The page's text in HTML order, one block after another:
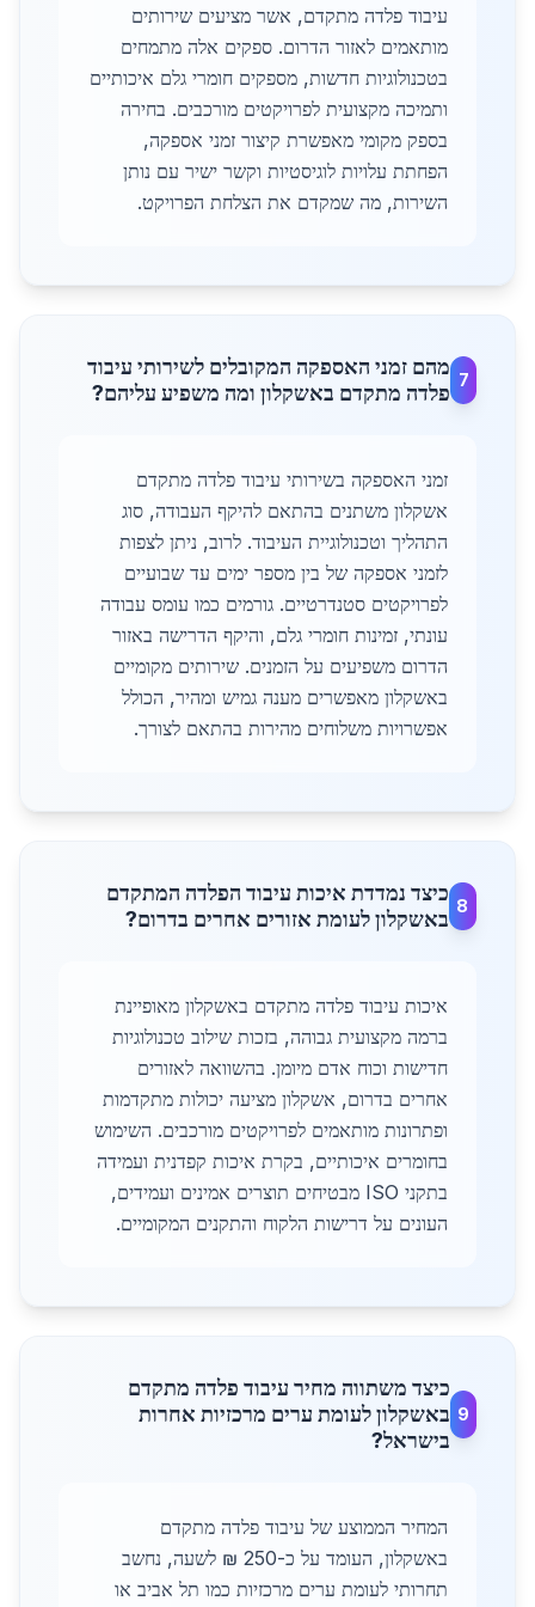
עיבוד פלדה מתקדם, אשר מציעים שירותים
מותאמים לאזור הדרום. ספקים אלה מתמחים
בטכנולוגיות חדשות, מספקים חומרי גלם איכותיים
ותמיכה מקצועית לפרויקטים מורכבים. בחירה
בספק מקומי מאפשרת קיצור זמני אספקה,
הפחתת עלויות לוגיסטיות וקשר ישיר עם נותן
השירות, מה שמקדם את הצלחת הפרויקט.
7
מהם זמני האספקה המקובלים לשירותי עיבוד
פלדה מתקדם באשקלון ומה משפיע עליהם?
זמני האספקה בשירותי עיבוד פלדה מתקדם
אשקלון משתנים בהתאם להיקף העבודה, סוג
התהליך וטכנולוגיית העיבוד. לרוב, ניתן לצפות
לזמני אספקה של בין מספר ימים עד שבועיים
לפרויקטים סטנדרטיים. גורמים כמו עומס עבודה
עונתי, זמינות חומרי גלם, והיקף הדרישה באזור
הדרום משפיעים על הזמנים. שירותים מקומיים
באשקלון מאפשרים מענה גמיש ומהיר, הכולל
אפשרויות משלוחים מהירות בהתאם לצורך.
8
כיצד נמדדת איכות עיבוד הפלדה המתקדם
באשקלון לעומת אזורים אחרים בדרום?
איכות עיבוד פלדה מתקדם באשקלון מאופיינת
ברמה מקצועית גבוהה, בזכות שילוב טכנולוגיות
חדישות וכוח אדם מיומן. בהשוואה לאזורים
אחרים בדרום, אשקלון מציעה יכולות מתקדמות
ופתרונות מותאמים לפרויקטים מורכבים. השימוש
בחומרים איכותיים, בקרת איכות קפדנית ועמידה
בתקני ISO מבטיחים תוצרים אמינים ועמידים,
העונים על דרישות הלקוח והתקנים המקומיים.
9
כיצד משתווה מחיר עיבוד פלדה מתקדם
באשקלון לעומת ערים מרכזיות אחרות
בישראל?
המחיר הממוצע של עיבוד פלדה מתקדם
באשקלון, העומד על כ-250 ₪ לשעה, נחשב
תחרותי לעומת ערים מרכזיות כמו תל אביב או